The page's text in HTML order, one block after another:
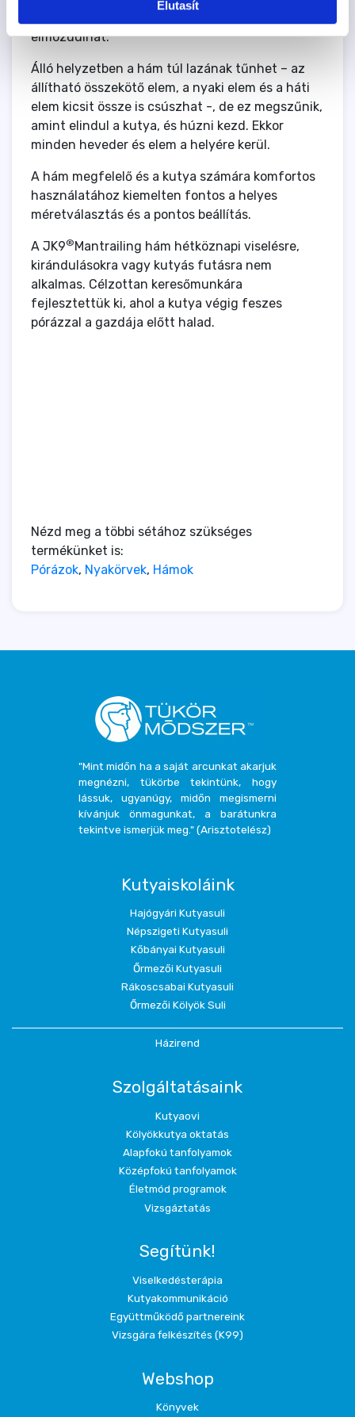
Elutasít
elmozdulhat.
Álló helyzetben a hám túl lazának tűnhet – az
állítható összekötő elem, a nyaki elem és a háti
elem kicsit össze is csúszhat -, de ez megszűnik,
amint elindul a kutya, és húzni kezd. Ekkor
minden heveder és elem a helyére kerül.
A hám megfelelő és a kutya számára komfortos
használatához kiemelten fontos a helyes
méretválasztás és a pontos beállítás.
A JK9® Mantrailing hám hétköznapi viselésre,
kirándulásokra vagy kutyás futásra nem
alkalmas. Célzottan keresőmunkára
fejlesztettük ki, ahol a kutya végig feszes
pórázzal a gazdája előtt halad.
Nézd meg a többi sétához szükséges
termékünket is:
Pórázok, Nyakörvek, Hámok
"Mint midőn ha a saját arcunkat akarjuk
megnézni, tükörbe tekintünk, hogy
lássuk, ugyanúgy, midőn megismerni
kívánjuk önmagunkat, a barátunkra
tekintve ismerjük meg." (Arisztotelész)
Kutyaiskoláink
Hajógyári Kutyasuli
Népszigeti Kutyasuli
Kőbányai Kutyasuli
Őrmezői Kutyasuli
Rákoscsabai Kutyasuli
Őrmezői Kölyök Suli
Házirend
Szolgáltatásaink
Kutyaovi
Kölyökkutya oktatás
Alapfokú tanfolyamok
Középfokú tanfolyamok
Életmód programok
Vizsgáztatás
Segítünk!
Viselkedésterápia
Kutyakommunikáció
Együttműködő partnereink
Vizsgára felkészítés (K99)
Webshop
Könyvek